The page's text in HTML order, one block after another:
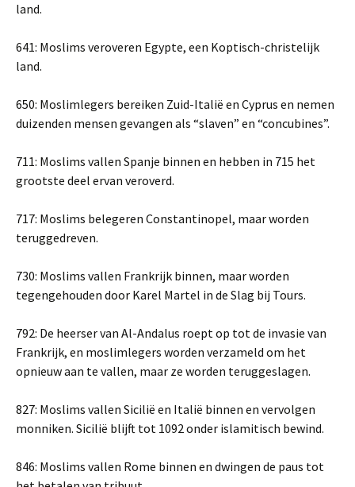
land.
641: Moslims veroveren Egypte, een Koptisch-christelijk
land.
650: Moslimlegers bereiken Zuid-Italië en Cyprus en nemen
duizenden mensen gevangen als “slaven” en “concubines”.
711: Moslims vallen Spanje binnen en hebben in 715 het
grootste deel ervan veroverd.
717: Moslims belegeren Constantinopel, maar worden
teruggedreven.
730: Moslims vallen Frankrijk binnen, maar worden
tegengehouden door Karel Martel in de Slag bij Tours.
792: De heerser van Al-Andalus roept op tot de invasie van
Frankrijk, en moslimlegers worden verzameld om het
opnieuw aan te vallen, maar ze worden teruggeslagen.
827: Moslims vallen Sicilië en Italië binnen en vervolgen
monniken. Sicilië blijft tot 1092 onder islamitisch bewind.
846: Moslims vallen Rome binnen en dwingen de paus tot